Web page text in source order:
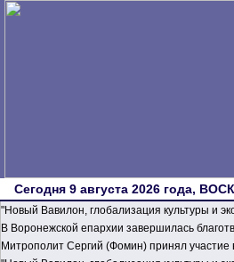
Сегодня 9 августа 2026 года,
"Новый Вавилон, глобализация культуры и
В Воронежской епархии завершилась
Митрополит Сергий (Фомин) принял